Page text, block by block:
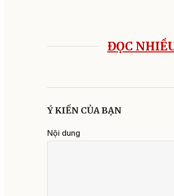
ĐỌC
Ý KIẾN CỦA BẠN
Nội dung